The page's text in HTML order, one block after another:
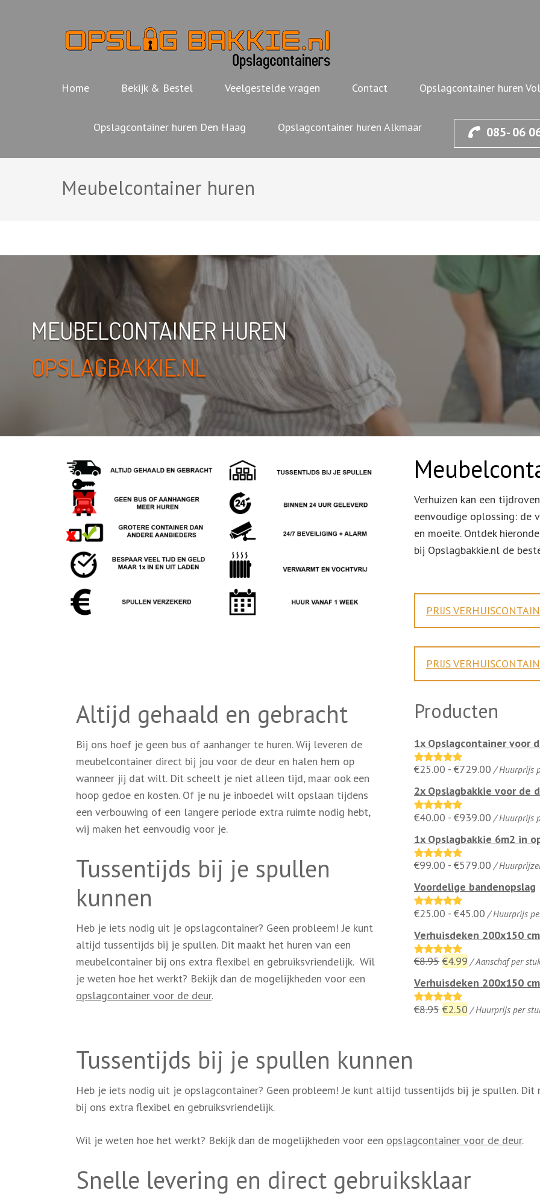
Home Bekijk & Bestel Veelgestelde vragen Contact Opslagcontainer huren
Opslagcontainer huren Den Haag Opslagcontainer huren Alkmaar 085- 06
Meubelcontainer huren
MEUBELCONTAINER HUREN
OPSLAGBAKKIE.NL
Verhuizen kan een
eenvoudige oplossing: de
en moeite. Ontdek
bij Opslagbakkie.nl de
PRIJS
PRIJS
Altijd gehaald en gebracht
Bij ons hoef je geen bus of aanhanger te huren. Wij leveren de
meubelcontainer direct bij jou voor de deur en halen hem op
wanneer jij dat wilt. Dit scheelt je niet alleen tijd, maar ook een
hoop gedoe en kosten. Of je nu je inboedel wilt opslaan tijdens
een verbouwing of een langere periode extra ruimte nodig hebt,
wij maken het eenvoudig voor je.
Tussentijds bij je spullen
kunnen
Heb je iets nodig uit je opslagcontainer? Geen probleem! Je kunt
altijd tussentijds bij je spullen. Dit maakt het huren van een
meubelcontainer bij ons extra flexibel en gebruiksvriendelijk. Wil
je weten hoe het werkt? Bekijk dan de mogelijkheden voor een
opslagcontainer voor de deur.
Producten
1x Opslagcontainer voor
Gewaardeerd
€25.00 - €729.00
€729.00
/ Huurprijs
2x Opslagbakkie voor de
Gewaardeerd
€40.00 - €939.00
€40.00
€939.00
/ Huurprijs
1x Opslagbakkie 6m2 in
Gewaardeerd
€99.00 - €579.00
€99.00
€579.00
/
Voordelige bandenopslag
Gewaardeerd
€25.00 - €45.00 Prijsklasse:
€25.00
€45.00
/ Huurprijs
Verhuisdeken 200x150
Gewaardeerd
€8.95 Oorspronkelijke
prijs
was:
€8.95.
€4.99 Huidige
prijs
€4.99.
/ Aanschaf per
Verhuisdeken 200x150
Gewaardeerd
uit 5
€8.95 Oorspronkelijke
€2.50 Huidige
/ Huurprijs per
Tussentijds bij je spullen kunnen
Heb je iets nodig uit je opslagcontainer? Geen probleem! Je kunt altijd tussentijds bij je spullen. Dit
bij ons extra flexibel en gebruiksvriendelijk.
Wil je weten hoe het werkt? Bekijk dan de mogelijkheden voor een opslagcontainer voor de deur.
Snelle levering en direct gebruiksklaar